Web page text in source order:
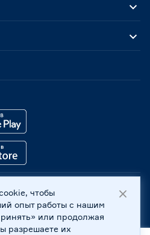
-2026, 236029, г. Калининград,
КПП 390601001 ©
чтобы
опыт работы с нашим
или продолжая
разрешаете их